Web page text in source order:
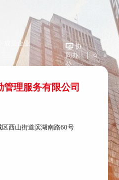
协
同办
公
成员企业
管理服务有限公司
西山街道滨湖南路60号